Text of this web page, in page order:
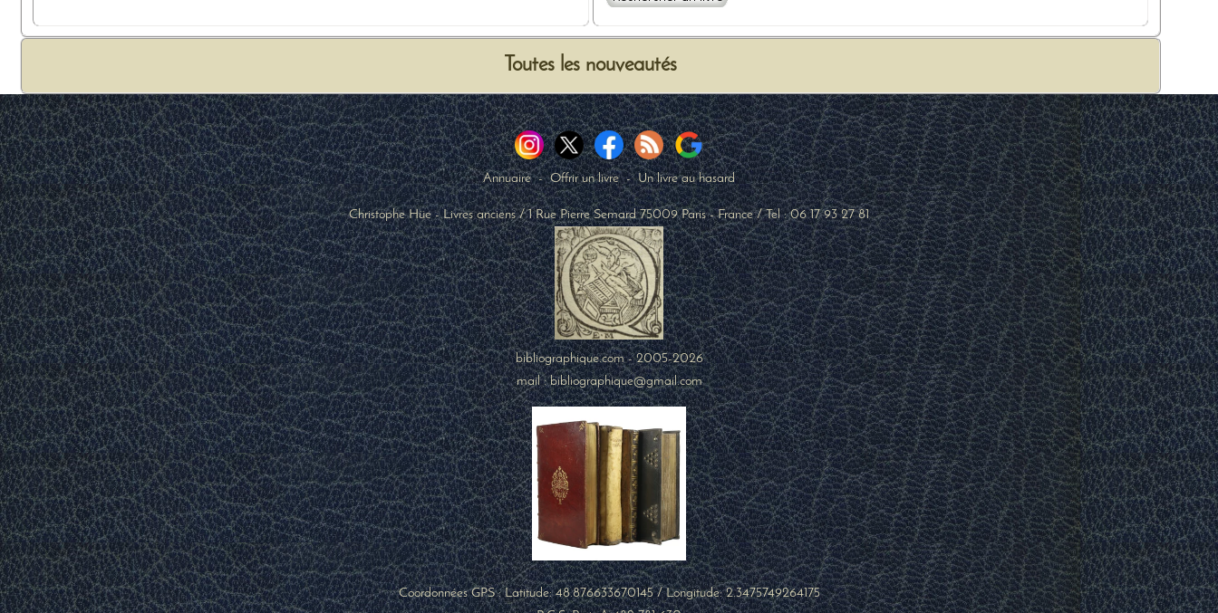
Toutes les nouveautés
Annuaire-Offrir un livre-Un livre au hasard
Christophe Hüe - Livres anciens /1 Rue Pierre Semard 75009 Paris-France / Tel :06 17 93 27 81
bibliographique.com - 2005-2026
mail : bibliographique@gmail.com
Coordonnées GPS : Latitude:48.876633670145/ Longitude:2.3475749264175